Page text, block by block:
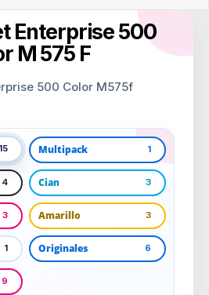
Enterprise 500
M 575 F
500 Color M575f
15 Multipack 1
4 Cian 3
3 Amarillo 3
1 Originales 6
9